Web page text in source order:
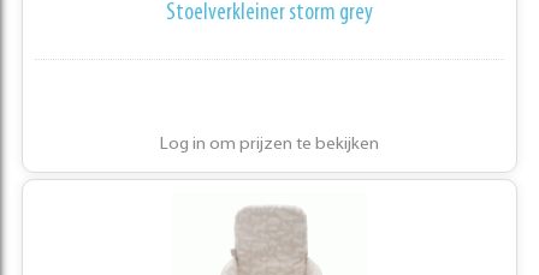
Stoelverkleiner storm grey
Log in om prijzen te bekijken